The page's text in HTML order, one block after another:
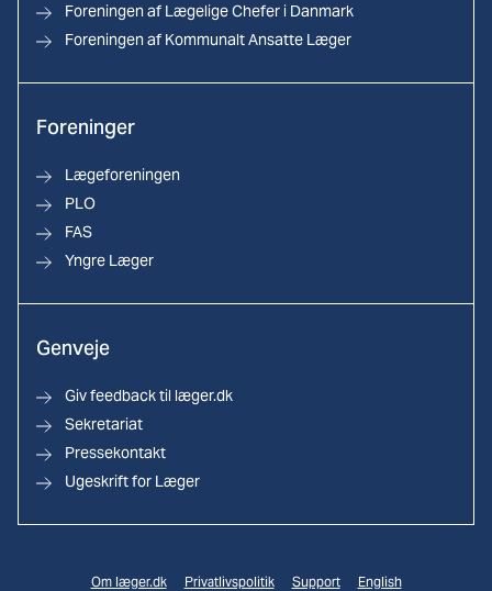
Foreningen af Lægelige Chefer i Danmark
Foreningen af Kommunalt Ansatte Læger
Foreninger
Lægeforeningen
PLO
FAS
Yngre Læger
Genveje
Giv feedback til læger.dk
Sekretariat
Pressekontakt
Ugeskrift for Læger
Om læger.dk Privatlivspolitik Support English